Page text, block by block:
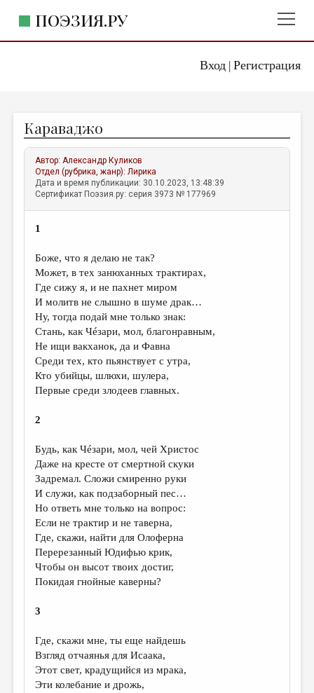
Вход| Регистрация
ПОЭЗИЯ.РУ
ЖАНРЫ
АВТОРЫ
КОММЕНТАРИИ
ЛИТСАЛОН
НОВОСТИ
ПРАВИЛА САЙТА
ОТДЕЛЫ И РУБРИКИ
ИЗБРАННОЕ
ДАЙДЖЕСТ
ПРОИЗВЕДЕНИЯ
ПЕРЕВОДЫ
КНИЖНАЯ ПОЛКА
ОБЗОР ЛИТЕРАТУРЫ
СТРАНИЦЫ ПАМЯТИ
ОБЪЯВЛЕНИЯ
КОЛОНКА РЕДАКТОРА
РЕДКОЛЛЕГИЯ
ОТ РЕДАКЦИИ
ЭССЕИСТИКА
ЛИТЕРАТУРОВЕДЕНИЕ
Караваджо
Автор:Александр Куликов
Отдел (рубрика, жанр):Лирика
Дата и время публикации: 30.10.2023, 13:48:39
Сертификат Поэзия.ру: серия 3973 № 177969
1
Боже, что я делаю не так?
Может, в тех занюханных трактирах,
Где сижу я, и не пахнет миром
И молитв не слышно в шуме драк…
Ну, тогда подай мне только знак:
Стань, как Чéзари, мол, благонравным,
Не ищи вакханок, да и Фавна
Среди тех, кто пьянствует с утра,
Кто убийцы, шлюхи, шулера,
Первые среди злодеев главных.
2
Будь, как Чéзари, мол, чей Христос
Даже на кресте от смертной скуки
Задремал. Сложи смиренно руки
И служи, как подзаборный пес…
Но ответь мне только на вопрос:
Если не трактир и не таверна,
Где, скажи, найти для Олоферна
Перерезанный Юдифью крик,
Чтобы он высот твоих достиг,
Покидая гнойные каверны?
3
Где, скажи мне, ты еще найдешь
Взгляд отчаянья для Исаака,
Этот свет, крадущийся из мрака,
Эти колебание и дрожь,